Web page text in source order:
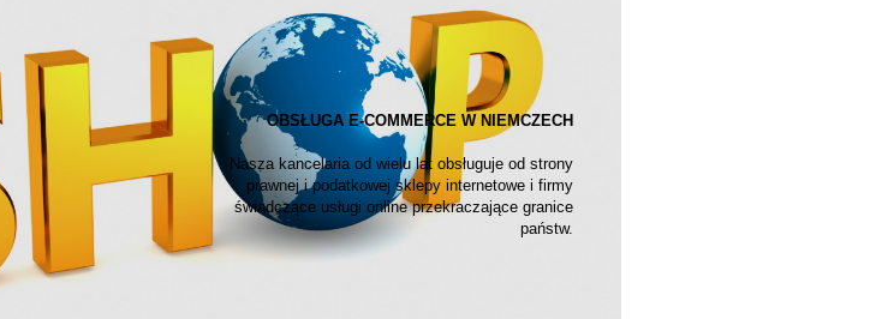
OBSŁUGA E-COMMERCE W NIEMCZECH
Nasza kancelaria od wielu lat obsługuje od strony
prawnej i podatkowej sklepy internetowe i firmy
świadczące usługi online przekraczające granice
państw.